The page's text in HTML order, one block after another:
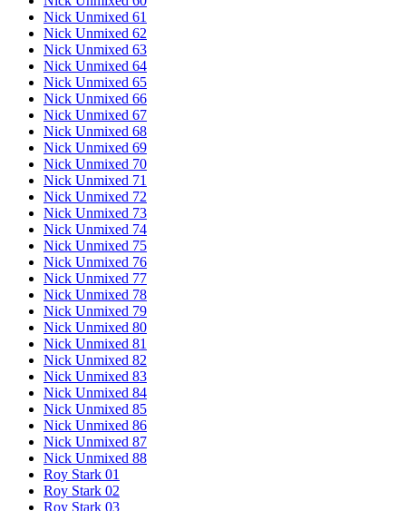
Nick Unmixed 61
Nick Unmixed 62
Nick Unmixed 63
Nick Unmixed 64
Nick Unmixed 65
Nick Unmixed 66
Nick Unmixed 67
Nick Unmixed 68
Nick Unmixed 69
Nick Unmixed 70
Nick Unmixed 71
Nick Unmixed 72
Nick Unmixed 73
Nick Unmixed 74
Nick Unmixed 75
Nick Unmixed 76
Nick Unmixed 77
Nick Unmixed 78
Nick Unmixed 79
Nick Unmixed 80
Nick Unmixed 81
Nick Unmixed 82
Nick Unmixed 83
Nick Unmixed 84
Nick Unmixed 85
Nick Unmixed 86
Nick Unmixed 87
Nick Unmixed 88
Roy Stark 01
Roy Stark 02
Roy Stark 03